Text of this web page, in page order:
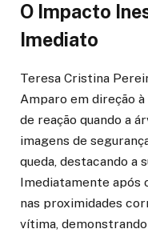
O Impacto
Imediato
Teresa Cristina
Amparo em direção
de reação quando a
imagens de
queda, destacando a
Imediatamente após
nas proximidades
vítima,